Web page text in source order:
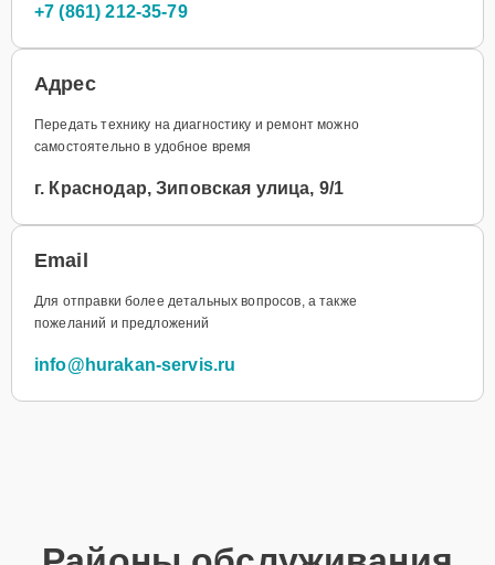
+7 (861) 212-35-79
Адрес
Передать технику на диагностику и ремонт можно
самостоятельно в удобное время
г. Краснодар, Зиповская улица, 9/1
Email
Для отправки более детальных вопросов, а также
пожеланий и предложений
info@hurakan-servis.ru